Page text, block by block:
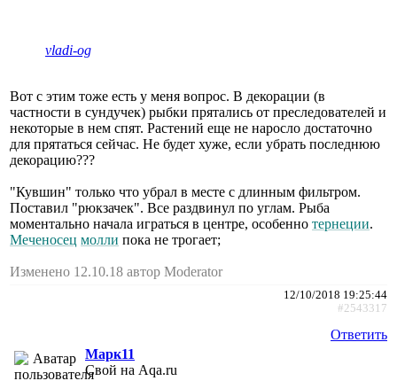
vladi-og
Вот с этим тоже есть у меня вопрос. В декорации (в
частности в сундучек) рыбки прятались от преследователей и
некоторые в нем спят. Растений еще не наросло достаточно
для прятаться сейчас. Не будет хуже, если убрать последнюю
декорацию???
"Кувшин" только что убрал в месте с длинным фильтром.
Поставил "рюкзачек". Все раздвинул по углам. Рыба
моментально начала играться в центре, особенно тернеции.
Меченосец молли пока не трогает;
Изменено 12.10.18 автор Moderator
12/10/2018 19:25:44
#2543317
Ответить
Марк11
Свой на Aqa.ru